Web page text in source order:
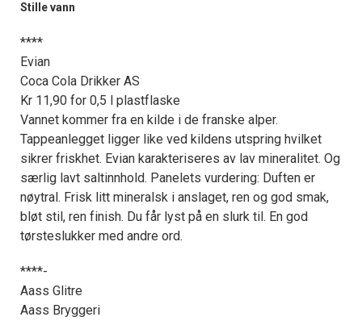
Stille vann
****
Evian
Coca Cola Drikker AS
Kr 11,90 for 0,5 l plastflaske
Vannet kommer fra en kilde i de franske alper.
Tappeanlegget ligger like ved kildens utspring hvilket
sikrer friskhet. Evian karakteriseres av lav mineralitet. Og
særlig lavt saltinnhold. Panelets vurdering: Duften er
nøytral. Frisk litt mineralsk i anslaget, ren og god smak,
bløt stil, ren finish. Du får lyst på en slurk til. En god
tørsteslukker med andre ord.
****-
Aass Glitre
Aass Bryggeri